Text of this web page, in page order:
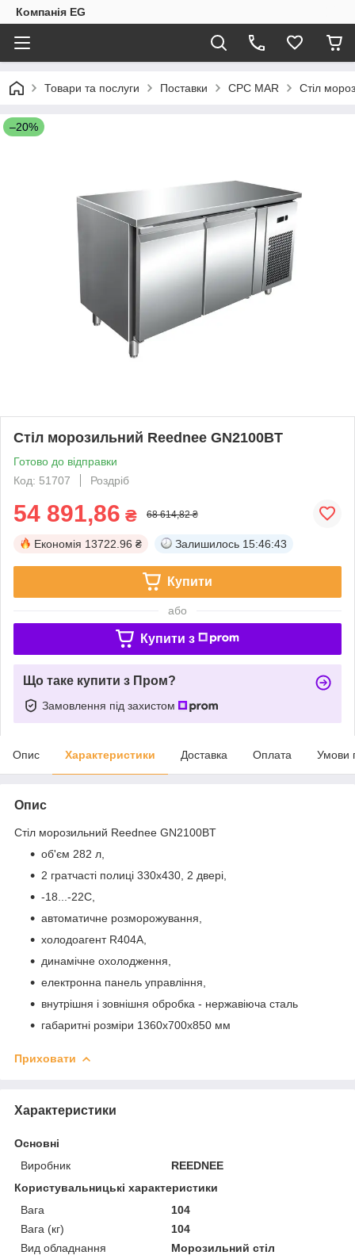
Компанія EG
Товари та послуги Поставки CPC MAR Стіл
–20%
Стіл морозильний Reednee GN2100BT
Готово до відправки
Код: 51707
Роздріб
54 891,86 ₴ 68 614,82 ₴
Економія 13722.96 ₴ Залишилось 15:46:43
Купити
або
Купити з
Що таке купити з Пром?
Замовлення під захистом
Опис Характеристики Доставка Оплата Умови
Опис
Стіл морозильний Reednee GN2100BT
об'єм 282 л,
2 гратчасті полиці 330х430, 2 двері,
-18...-22С,
автоматичне розморожування,
холодоагент R404A,
динамічне охолодження,
електронна панель управління,
внутрішня і зовнішня обробка - нержавіюча сталь
габаритні розміри 1360х700х850 мм
Приховати
Характеристики
Основні
Виробник
REEDNEE
Користувальницькі характеристики
Вага
104
Вага (кг)
104
Вид обладнання
Морозильний стіл